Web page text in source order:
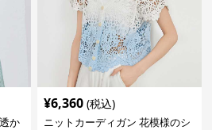
か
¥6,360 (税込)
ニットカーディガン 花模様のシ